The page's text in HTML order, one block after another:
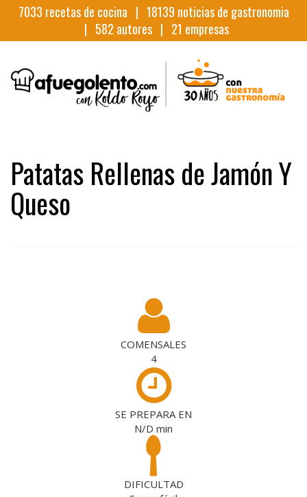
7033 recetas de cocina | 18139 noticias de gastronomia
| 582 autores | 21 empresas
Patatas Rellenas de Jamón Y
Queso
COMENSALES
4
SE PREPARA EN
N/D min
DIFICULTAD